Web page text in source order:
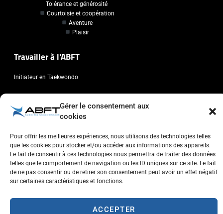
Gérer le consentement aux
cookies
Pour offrir les meilleures expériences, nous utilisons des technologies telles
que les cookies pour stocker et/ou accéder aux informations des appareils.
Le fait de consentir à ces technologies nous permettra de traiter des données
telles que le comportement de navigation ou les ID uniques sur ce site. Le fait
de ne pas consentir ou de retirer son consentement peut avoir un effet négatif
sur certaines caractéristiques et fonctions.
ACCEPTER
Tolérance et générosité
Courtoisie et coopération
Aventure
Plaisir
Travailler à l'ABFT
Initiateur en Taekwondo
Chaussée de Wavre, 2057 - 1160 Auderghem
info@abft.be
+32 (0)2 347 34 77